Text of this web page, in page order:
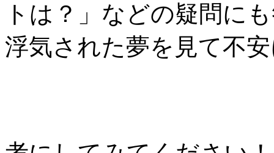
トは？」などの疑問に
浮気された夢を見て不